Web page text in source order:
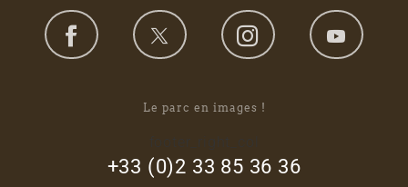
Le parc en images !
+33 (0)2 33 85 36 36